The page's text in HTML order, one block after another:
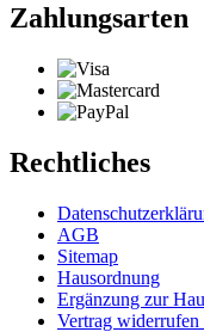
Zahlungsarten
Rechtliches
AGB
Sitemap
Hausordnung
Ergänzung zur
Vertrag widerrufen